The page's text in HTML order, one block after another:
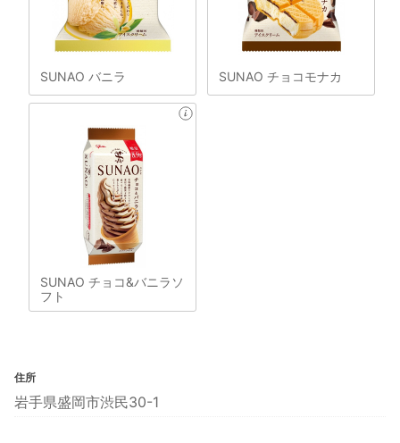
SUNAO バニラ SUNAO チョコモナカ
SUNAO チョコ&バニラソ
フト
住所
岩手県盛岡市渋民30-1